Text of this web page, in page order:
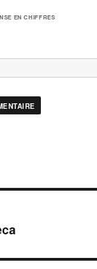
EN CHIFFRES